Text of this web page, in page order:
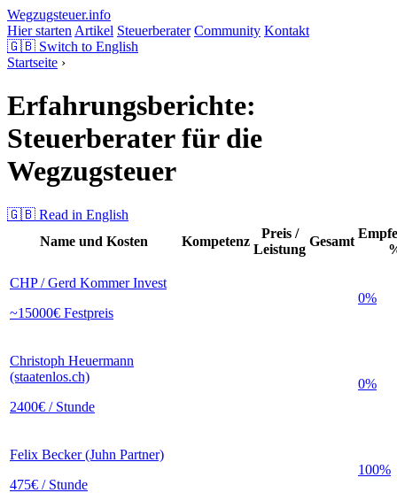
Wegzugsteuer.info
Hier starten Artikel Steuerberater Community Kontakt
🇬🇧 Switch to English
Startseite ›
Erfahrungsberichte:
Steuerberater für die
Wegzugsteuer
🇬🇧 Read in English
Name und Kosten
Kompetenz
Preis /
Leistung
Gesamt
CHP / Gerd Kommer Invest
~15000€ Festpreis
0%
Christoph Heuermann
(staatenlos.ch)
2400€ / Stunde
0%
Felix Becker (Juhn Partner)
475€ / Stunde
100%